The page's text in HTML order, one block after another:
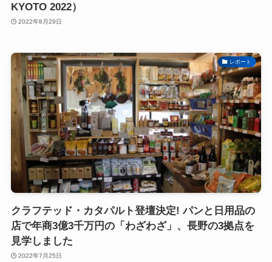
KYOTO 2022）
2022年8月29日
レポート
クラフテッド・カタパルト登壇決定! パンと日用品の
店で年商3億3千万円の「わざわざ」、長野の3拠点を
見学しました
2022年7月25日